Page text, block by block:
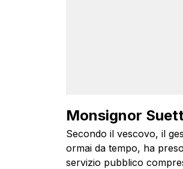
Monsignor
Secondo il vescovo, il
ormai da tempo, ha
servizio pubblico